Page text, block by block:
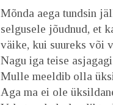
Mõnda aega tundsin
selgusele jõudnud, et
väike, kui suureks või
Nagu iga teise
Mulle meeldib olla
Aga ma ei ole